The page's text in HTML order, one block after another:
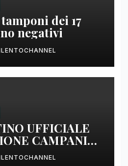
dei 17
negativi
UFFICIALE
CAMPANIA